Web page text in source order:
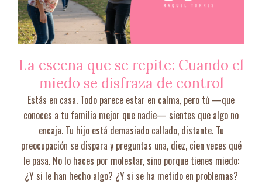
La escena que se repite: Cuando el
miedo se disfraza de control
Estás en casa. Todo parece estar en calma, pero tú —que
conoces a tu familia mejor que nadie— sientes que algo no
encaja. Tu hijo está demasiado callado, distante. Tu
preocupación se dispara y preguntas una, diez, cien veces qué
le pasa. No lo haces por molestar, sino porque tienes miedo:
¿Y si le han hecho algo? ¿Y si se ha metido en problemas?